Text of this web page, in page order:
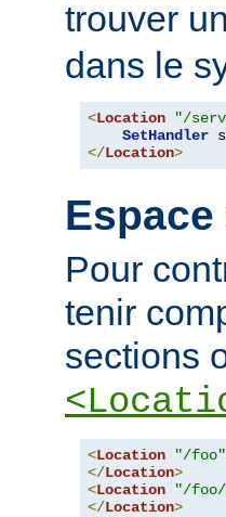
trouver
dans le
<Location "/
SetHandler
</Location>
Pour
tenir
sections
<Location "/foo"
</Location>
<Location "/
</Location>